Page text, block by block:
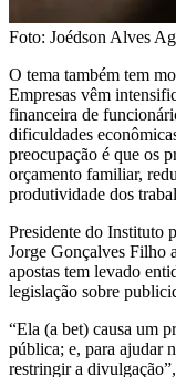
Foto: Joédson Alves
O tema também tem
Empresas vêm
financeira de
dificuldades
preocupação é que os
orçamento familiar,
produtividade dos
Presidente do Instituto
Jorge Gonçalves Filho
apostas tem levado
legislação sobre
“Ela (a bet) causa um
pública; e, para ajudar
restringir a